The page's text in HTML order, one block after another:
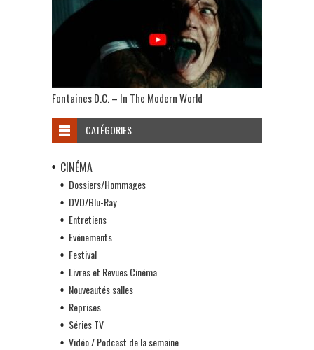
Fontaines D.C. – In The Modern World
CATÉGORIES
CINÉMA
Dossiers/Hommages
DVD/Blu-Ray
Entretiens
Evénements
Festival
Livres et Revues Cinéma
Nouveautés salles
Reprises
Séries TV
Vidéo / Podcast de la semaine